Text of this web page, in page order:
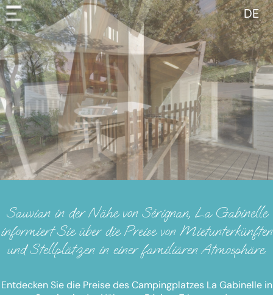
DE
Sauvian in der Nähe von Sérignan, La Gabinelle
informiert Sie über die Preise von Mietunterkünften
und Stellplätzen in einer familiären Atmosphäre.
Entdecken Sie die Preise des Campingplatzes La Gabinelle in
Cookie-Einstellungen